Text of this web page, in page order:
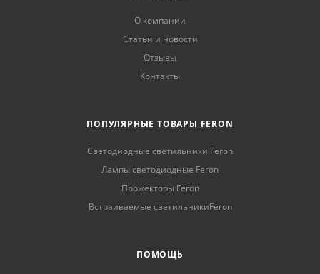
О компании
Статьи и новости
Отзывы
Контакты
ПОПУЛЯРНЫЕ ТОВАРЫ FERON
Светодиодные светильники Feron
Лампы светодиодные Feron
Прожекторы Feron
Встраиваемые светильникиFeron
ПОМОЩЬ